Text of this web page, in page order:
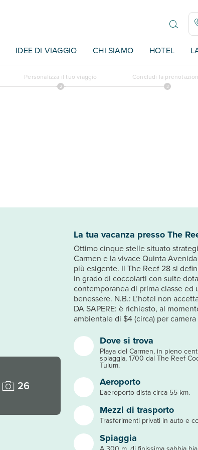
IDEE DI VIAGGIO CHI SIAMO HOTEL
Personalizza il tuo viaggio Concludi la
26
Dove si trova
Playa del Carmen, in pieno
spiaggia, 1700 dal The Reef
Tulum.
Aeroporto
L'aeroporto dista circa 55 km.
Mezzi di trasporto
Trasferimenti privati in auto e
Spiaggia
La tua vacanza presso The
Ottimo cinque stelle situato
Carmen e la vivace Quinta
più esigente. Il The Reef 28 si
in grado di coccolarti con suite
contemporanea di prima classe
benessere. N.B.: L’hotel non
DA SAPERE: è richiesto, al
ambientale di $4 (circa) per